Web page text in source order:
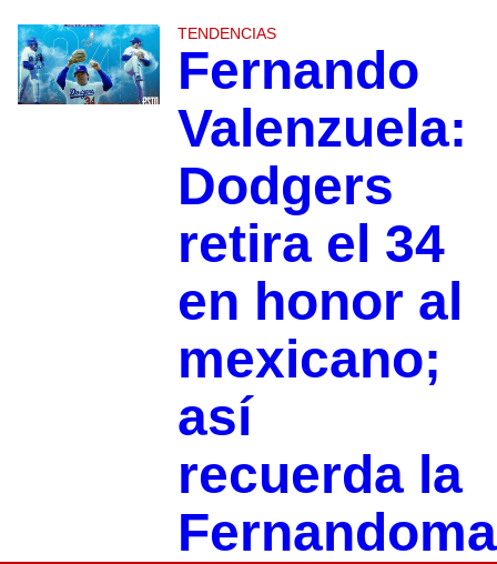
TENDENCIAS
Fernando
Valenzuela:
Dodgers
retira el 34
en honor al
mexicano;
así
recuerda la